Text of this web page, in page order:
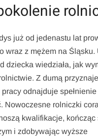
już od jedenastu lat
wraz z mężem na Śląsku.
dziecka wiedziała, jak
Z dumą
pracy odnajduje spełnienie
Nowoczesne rolniczki
kwalifikacje, kończąc
i zdobywając wyższe